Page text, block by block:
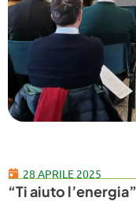
28 APRILE 2025
“Ti aiuto